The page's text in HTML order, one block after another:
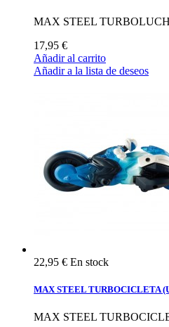
MAX STEEL
17,95 €
Añadir al carrito
Añadir a la lista de deseos
22,95 € En stock
MAX STEEL TURBOCICLETA
MAX STEEL